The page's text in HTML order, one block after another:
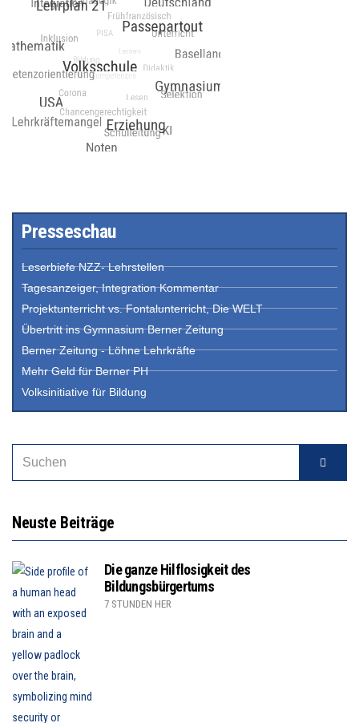
Presseschau
Leserbiefe NZZ- Lehrstellen
Tagesanzeiger, Integration Kommentar
Projektunterricht vs. Fontalunterricht, Die WELT
Übertritt ins Gymnasium Berner Zeitung
Berner Zeitung - Löhne Lehrkräfte
Mehr Geld für Berner PH
Volksinitiative für Bildung
Neuste Beiträge
Die ganze Hilflosigkeit des
Bildungsbürgertums
7 STUNDEN HER